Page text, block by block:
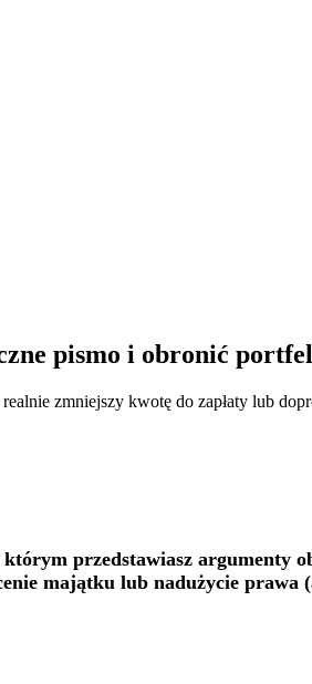
pismo i obronić
zmniejszy kwotę do zapłaty lub
przedstawiasz argumenty
majątku lub nadużycie